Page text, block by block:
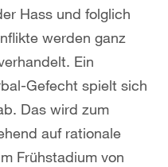
Hass und folglich
werden ganz
Ein
Gefecht spielt sich
Das wird zum
auf rationale
Frühstadium von